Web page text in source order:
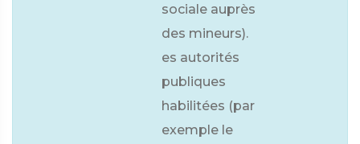
sociale auprès
des mineurs).
es autorités
publiques
habilitées (par
exemple le